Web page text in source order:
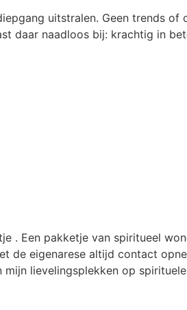
uitstralen. Geen trends
daar naadloos bij: krachtig in
. Een pakketje van spiritueel
de eigenarese altijd contact
lievelingsplekken op